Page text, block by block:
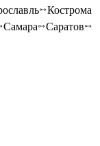
Кострома
Самара
Саратов